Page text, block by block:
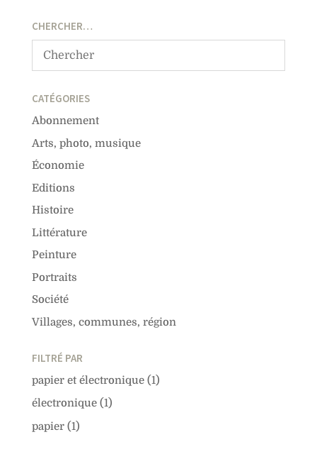
CHERCHER…
CATÉGORIES
Abonnement
Arts, photo, musique
Économie
Editions
Histoire
Littérature
Peinture
Portraits
Société
Villages, communes, région
FILTRÉ PAR
papier et électronique (1)
électronique (1)
papier (1)